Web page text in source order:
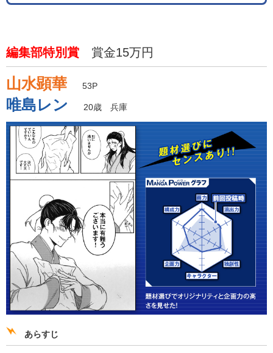
編集部特別賞 賞金15万円
山水顕華 53P
唯島レン 20歳 兵庫
あらすじ